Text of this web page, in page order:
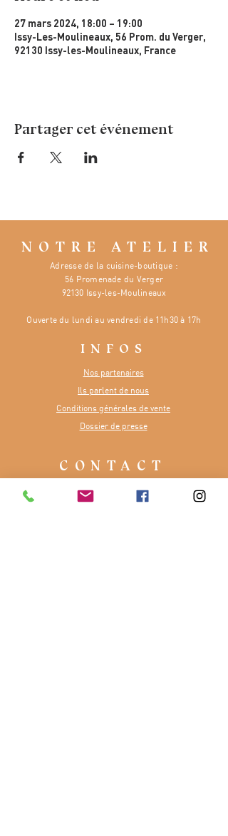
27 mars 2024, 18:00 – 19:00
Issy-Les-Moulineaux, 56 Prom. du Verger,
92130 Issy-les-Moulineaux, France
Partager cet événement
NOTRE ATELIER
Adresse de la cuisine-boutique :
56 Promenade du Verger
92130 Issy-les-Moulineaux
Ouvertedu lundi au vendredi de 11h30 à 17h
INFOS
Nos partenaires
Ils parlent de nous
Conditions générales de vente
Dossier de presse
CONTACT
Numéro :
07 81 48 65 84